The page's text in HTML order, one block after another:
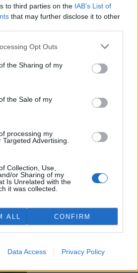
to third parties on the IAB’s List of
that may further disclose it to other
Opt Outs
the Sharing of my
the Sale of my
processing my
Advertising.
Collection, Use,
or Sharing of my
Is Unrelated with the
it was collected.
ALL CONFIRM
Data Access Privacy Policy
nebo další šíření obsahu ze zdrojů ČTK
předchozího písemného souhlasu ze
extrémními vedry, uhynuly
tři lvice, píše BBC News
Safari Park Dvůr Králové nad
Labem má vzácné mládě